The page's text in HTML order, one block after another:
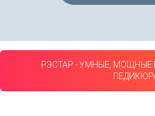
РЭСТАР - УМНЫЕ, МОЩНЫЕ